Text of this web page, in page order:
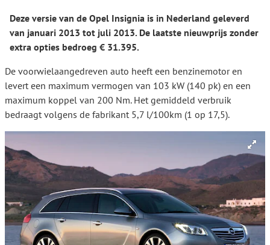
Deze versie van de Opel Insignia is in Nederland geleverd
van januari 2013 tot juli 2013. De laatste nieuwprijs zonder
extra opties bedroeg € 31.395.
De voorwielaangedreven auto heeft een benzinemotor en
levert een maximum vermogen van 103 kW (140 pk) en een
maximum koppel van 200 Nm. Het gemiddeld verbruik
bedraagt volgens de fabrikant 5,7 l/100km (1 op 17,5).